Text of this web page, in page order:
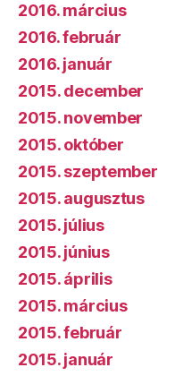
2016. március
2016. február
2016. január
2015. december
2015. november
2015. október
2015. szeptember
2015. augusztus
2015. július
2015. június
2015. április
2015. március
2015. február
2015. január